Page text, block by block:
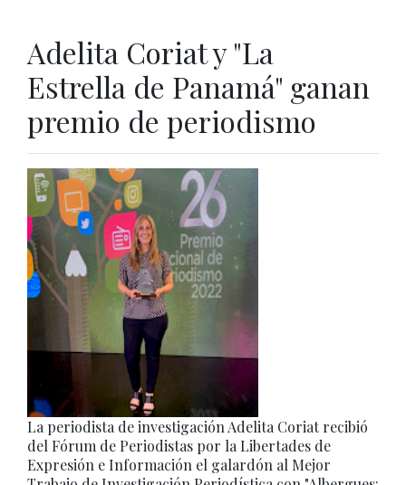
Adelita Coriat y "La
Estrella de Panamá" ganan
premio de periodismo
La periodista de investigación Adelita Coriat recibió
del Fórum de Periodistas por la Libertades de
Expresión e Información el galardón al Mejor